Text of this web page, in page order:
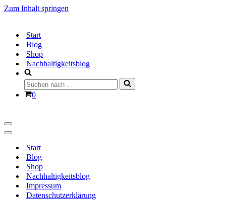
Zum Inhalt springen
Start
Blog
Shop
Nachhaltigkeitsblog
Suchen
nach …
Warenkorb
0
Navigationsmenü
Navigationsmenü
Start
Blog
Shop
Nachhaltigkeitsblog
Impressum
Datenschutzerklärung